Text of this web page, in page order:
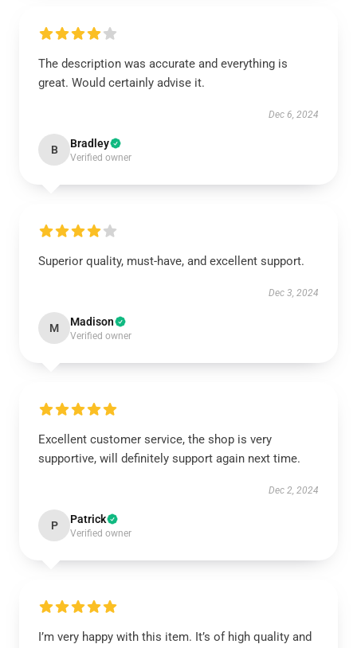
The description was accurate and everything is
great. Would certainly advise it.
Dec 6, 2024
B Bradley
Verified owner
Superior quality, must-have, and excellent support.
Dec 3, 2024
M Madison
Verified owner
Excellent customer service, the shop is very
supportive, will definitely support again next time.
Dec 2, 2024
P Patrick
Verified owner
I’m very happy with this item. It’s of high quality and